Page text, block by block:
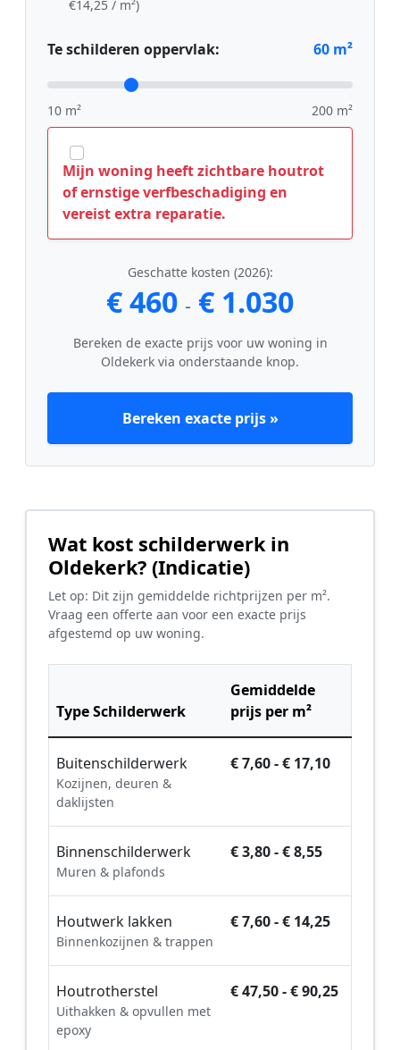
€14,25 / m²)
Te schilderen oppervlak: 60 m²
10 m² 200 m²
Mijn woning heeft zichtbare houtrot
of ernstige verfbeschadiging en
vereist extra reparatie.
Geschatte kosten (2026):
€ 460 - € 1.030
Bereken de exacte prijs voor uw woning in
Oldekerk via onderstaande knop.
Bereken exacte prijs »
Wat kost schilderwerk in
Oldekerk? (Indicatie)
Let op: Dit zijn gemiddelde richtprijzen per m².
Vraag een offerte aan voor een exacte prijs
afgestemd op uw woning.
Type Schilderwerk
Gemiddelde
prijs per m²
Buitenschilderwerk
Kozijnen, deuren &
daklijsten
€ 7,60 - € 17,10
Binnenschilderwerk
Muren & plafonds
€ 3,80 - € 8,55
Houtwerk lakken
Binnenkozijnen & trappen
€ 7,60 - € 14,25
Houtrotherstel
Uithakken & opvullen met
epoxy
€ 47,50 - € 90,25